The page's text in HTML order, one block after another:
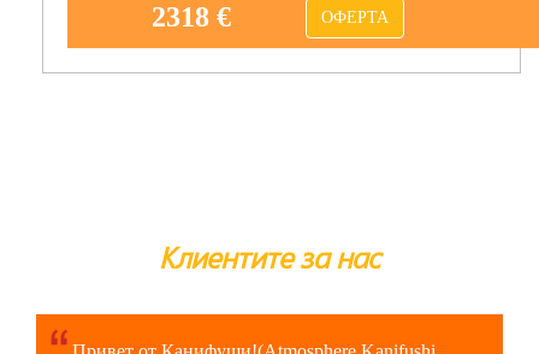
2318 € ОФЕРТА
Клиентите за нас